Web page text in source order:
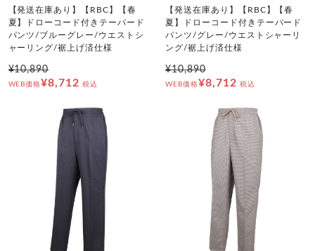
【発送在庫あり】【RBC】【春
夏】ドローコード付きテーパード
パンツ/ブルーグレー/ウエストシ
ャーリング/裾上げ済仕様
¥10,890
WEB価格¥8,712 税込
【発送在庫あり】【RBC】【春
夏】ドローコード付きテーパード
パンツ/グレー/ウエストシャーリ
ング/裾上げ済仕様
¥10,890
WEB価格¥8,712 税込